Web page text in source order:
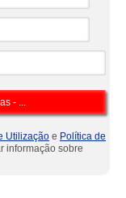
Utilização e Política de
informação sobre